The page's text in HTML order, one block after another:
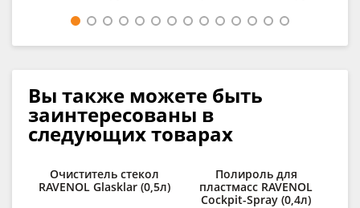
Вы также можете быть
заинтересованы в
следующих товарах
Очиститель стекол
RAVENOL Glasklar (0,5л)
Полироль для
пластмасс RAVENOL
Cockpit-Spray (0,4л)